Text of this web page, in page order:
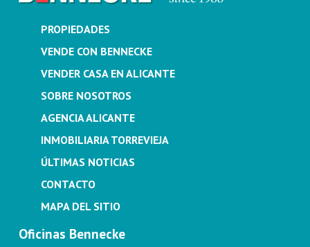
PROPIEDADES
VENDE CON BENNECKE
VENDER CASA EN ALICANTE
SOBRE NOSOTROS
AGENCIA ALICANTE
INMOBILIARIA TORREVIEJA
ÚLTIMAS NOTICIAS
CONTACTO
MAPA DEL SITIO
Oficinas Bennecke